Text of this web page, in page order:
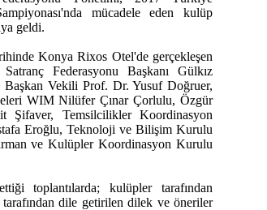
mücadele eden kulüp
geldi.
Konya Rixos Otel'de gerçekleşen
Federasyonu Başkanı Gülkız
Başkan Vekili Prof. Dr. Yusuf Doğruer,
WIM Nilüfer Çınar Çorlulu, Özgür
Şifaver, Temsilcilikler Koordinasyon
Eroğlu, Teknoloji ve Bilişim Kurulu
ve Kulüpler Koordinasyon Kurulu
toplantılarda; kulüpler tarafından
dile getirilen dilek ve öneriler